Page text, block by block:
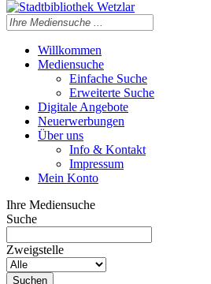
Willkommen
Mediensuche
Einfache Suche
Erweiterte Suche
Digitale Angebote
Neuerwerbungen
Über uns
Info & Kontakt
Impressum
Mein Konto
Ihre Mediensuche
Suche
Zweigstelle